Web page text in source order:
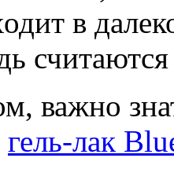
в
важно
гель-лак